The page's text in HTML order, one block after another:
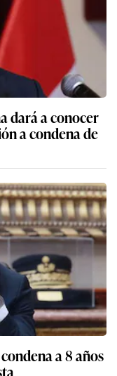
dará a conocer
a condena de
a 8 años